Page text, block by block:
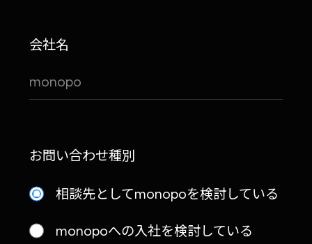
会社名
お問い合わせ種別
相談先としてmonopoを検討している
monopoへの入社を検討している